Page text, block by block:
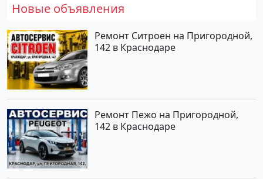
Новые объявления
Ремонт Ситроен на Пригородной,
142 в Краснодаре
Ремонт Пежо на Пригородной,
142 в Краснодаре